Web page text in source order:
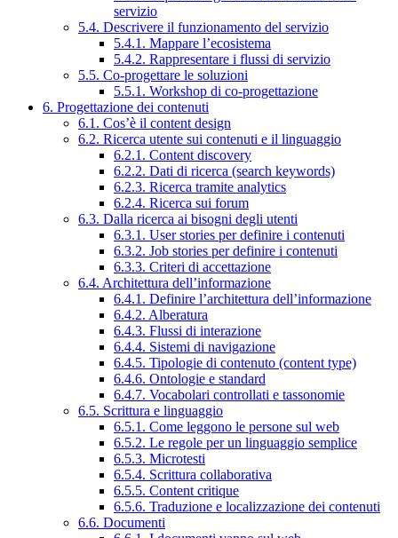
servizio
5.4. Descrivere il funzionamento del servizio
5.4.1. Mappare l’ecosistema
5.4.2. Rappresentare i flussi di servizio
5.5. Co-progettare le soluzioni
5.5.1. Workshop di co-progettazione
6. Progettazione dei contenuti
6.1. Cos’è il content design
6.2. Ricerca utente sui contenuti e il linguaggio
6.2.1. Content discovery
6.2.2. Dati di ricerca (search keywords)
6.2.3. Ricerca tramite analytics
6.2.4. Ricerca sui forum
6.3. Dalla ricerca ai bisogni degli utenti
6.3.1. User stories per definire i contenuti
6.3.2. Job stories per definire i contenuti
6.3.3. Criteri di accettazione
6.4. Architettura dell’informazione
6.4.1. Definire l’architettura dell’informazione
6.4.2. Alberatura
6.4.3. Flussi di interazione
6.4.4. Sistemi di navigazione
6.4.5. Tipologie di contenuto (content type)
6.4.6. Ontologie e standard
6.4.7. Vocabolari controllati e tassonomie
6.5. Scrittura e linguaggio
6.5.1. Come leggono le persone sul web
6.5.2. Le regole per un linguaggio semplice
6.5.3. Microtesti
6.5.4. Scrittura collaborativa
6.5.5. Content critique
6.5.6. Traduzione e localizzazione dei contenuti
6.6. Documenti